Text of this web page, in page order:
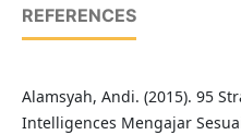
REFERENCES
Alamsyah, Andi. (2015). 95
Intelligences Mengajar